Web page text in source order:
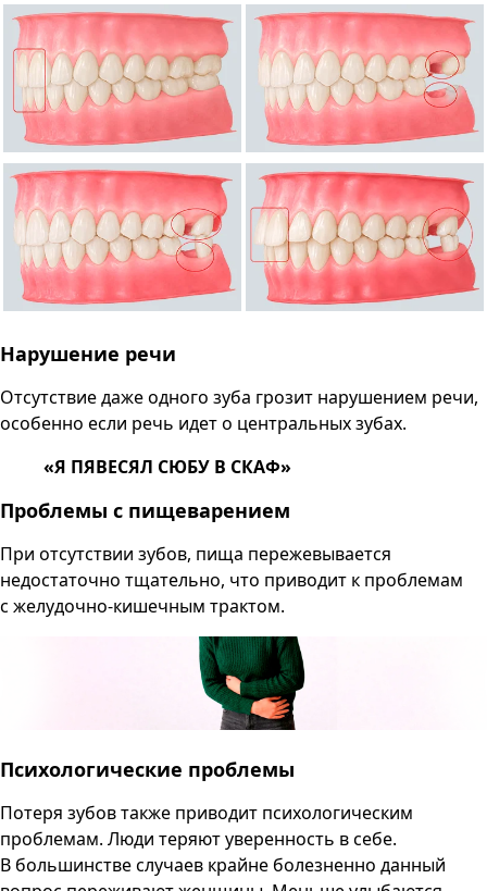
Нарушение речи
Отсутствие даже одного зуба грозит нарушением речи,
особенно если речь идет о центральных зубах.
«Я ПЯВЕСЯЛ СЮБУ В СКАФ»
Проблемы с пищеварением
При отсутствии зубов, пища пережевывается
недостаточно тщательно, что приводит к проблемам
с желудочно-кишечным трактом.
Психологические проблемы
Потеря зубов также приводит психологическим
проблемам. Люди теряют уверенность в себе.
В большинстве случаев крайне болезненно данный